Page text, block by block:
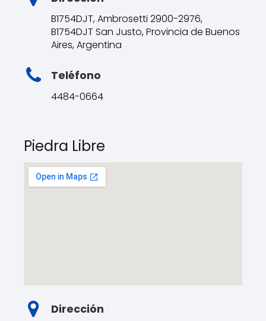
B1754DJT, Ambrosetti 2900-2976,
B1754DJT San Justo, Provincia de Buenos
Aires, Argentina
Teléfono
4484-0664
Piedra Libre
Dirección